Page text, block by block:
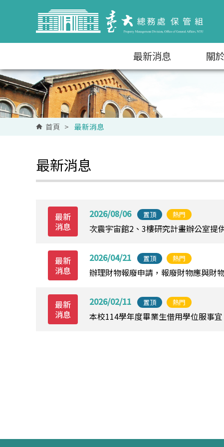
跳到主要內容區塊
最新消息 關
首頁 > 最新消息
最新消息
最新
消息
2026/08/06 置頂 熱門
次震宇宙館2、3樓研究計畫辦公室提
最新
消息
2026/04/21 置頂 熱門
辦理財物報廢申請，報廢財物應與財
最新
消息
2026/02/11 置頂 熱門
本校114學年度畢業生借用學位服事宜